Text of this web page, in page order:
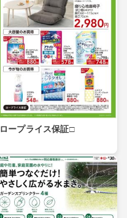
ロープライス保証□